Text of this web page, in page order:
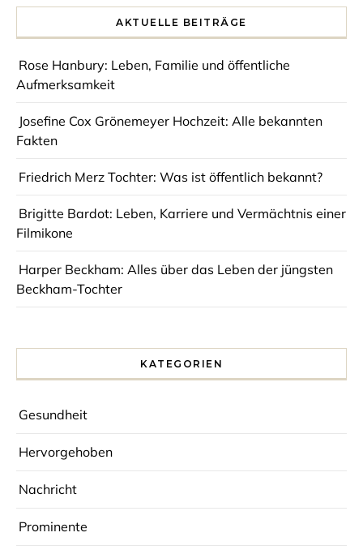
AKTUELLE BEITRÄGE
Rose Hanbury: Leben, Familie und öffentliche
Aufmerksamkeit
Josefine Cox Grönemeyer Hochzeit: Alle bekannten
Fakten
Friedrich Merz Tochter: Was ist öffentlich bekannt?
Brigitte Bardot: Leben, Karriere und Vermächtnis einer
Filmikone
Harper Beckham: Alles über das Leben der jüngsten
Beckham-Tochter
KATEGORIEN
Gesundheit
Hervorgehoben
Nachricht
Prominente